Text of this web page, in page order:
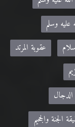
عليه وسلم
عقوبة المرتد
الجنة والجحيم